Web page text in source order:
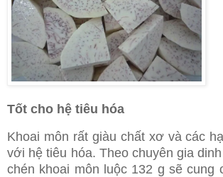
Tốt cho hệ tiêu hóa
Khoai môn rất giàu chất xơ và các
với hệ tiêu hóa. Theo chuyên gia
chén khoai môn luộc 132 g sẽ cung